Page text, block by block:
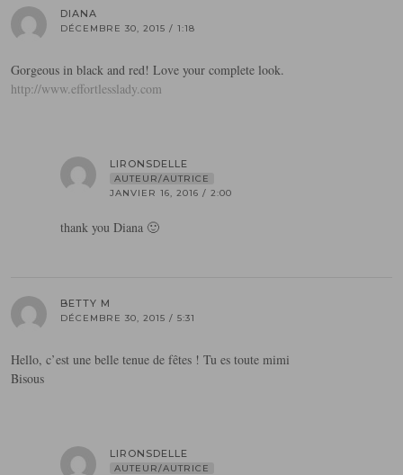
DIANA
DÉCEMBRE 30, 2015 / 1:18
Gorgeous in black and red! Love your complete look.
http://www.effortlesslady.com
LIRONSDELLE
AUTEUR/AUTRICE
JANVIER 16, 2016 / 2:00
thank you Diana 🙂
BETTY M
DÉCEMBRE 30, 2015 / 5:31
Hello, c’est une belle tenue de fêtes ! Tu es toute mimi
Bisous
LIRONSDELLE
AUTEUR/AUTRICE